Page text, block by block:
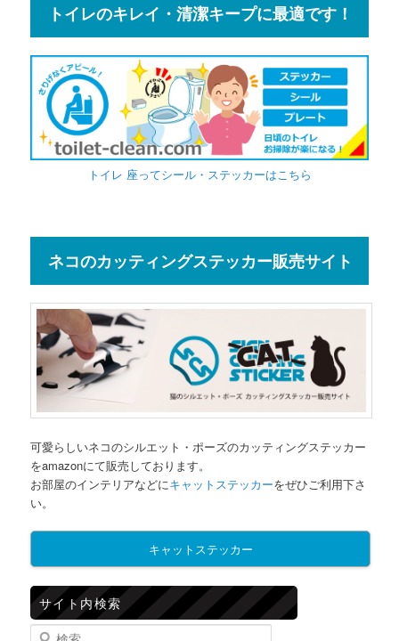
トイレのキレイ・清潔キープに最適です！
トイレ 座ってシール・ステッカーはこちら
ネコのカッティングステッカー販売サイト
可愛らしいネコのシルエット・ポーズのカッティングステッカー
をamazonにて販売しております。
お部屋のインテリアなどにキャットステッカーをぜひご利用下さ
い。
キャットステッカー
サイト内検索
検索